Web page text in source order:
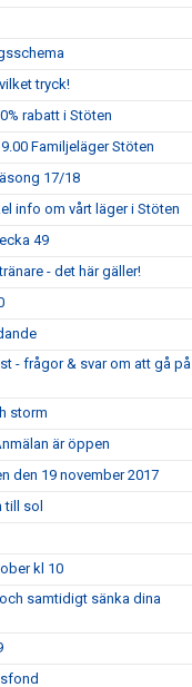
tryck!
rabatt i Stöten
Familjeläger Stöten
17/18
info om vårt läger i Stöten
49
- det här gäller!
- frågor & svar om att gå på
storm
är öppen
den 19 november 2017
till sol
kl 10
samtidigt sänka dina